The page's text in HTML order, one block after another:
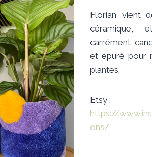
Florian vient
céramique,
carrément
et épuré pour
plantes.
Etsy :
https://
ons/